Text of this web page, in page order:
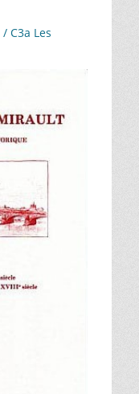
/ C3a Les